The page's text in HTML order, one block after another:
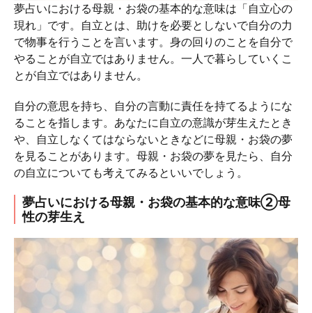
夢占いにおける母親・お袋の基本的な意味は「自立心の
現れ」です。自立とは、助けを必要としないで自分の力
で物事を行うことを言います。身の回りのことを自分で
やることが自立ではありません。一人で暮らしていくこ
とが自立ではありません。
自分の意思を持ち、自分の言動に責任を持てるようにな
ることを指します。あなたに自立の意識が芽生えたとき
や、自立しなくてはならないときなどに母親・お袋の夢
を見ることがあります。母親・お袋の夢を見たら、自分
の自立についても考えてみるといいでしょう。
夢占いにおける母親・お袋の基本的な意味②母
性の芽生え